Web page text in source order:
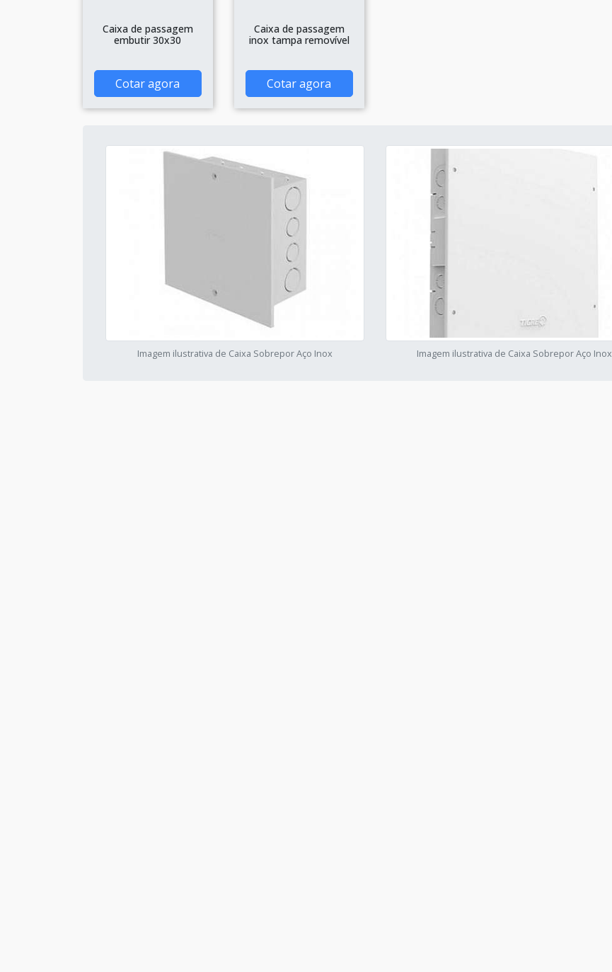
Caixa de passagem
embutir 30x30
Cotar agora
Caixa de passagem
inox tampa removível
Cotar agora
Imagem ilustrativa de Caixa Sobrepor Aço Inox Imagem ilustrativa de Caixa Sobrepor Aço Inox